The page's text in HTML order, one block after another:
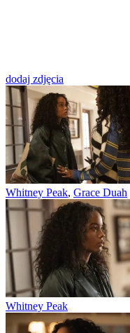
dodaj zdjęcia
Whitney Peak, Grace Duah
Whitney Peak